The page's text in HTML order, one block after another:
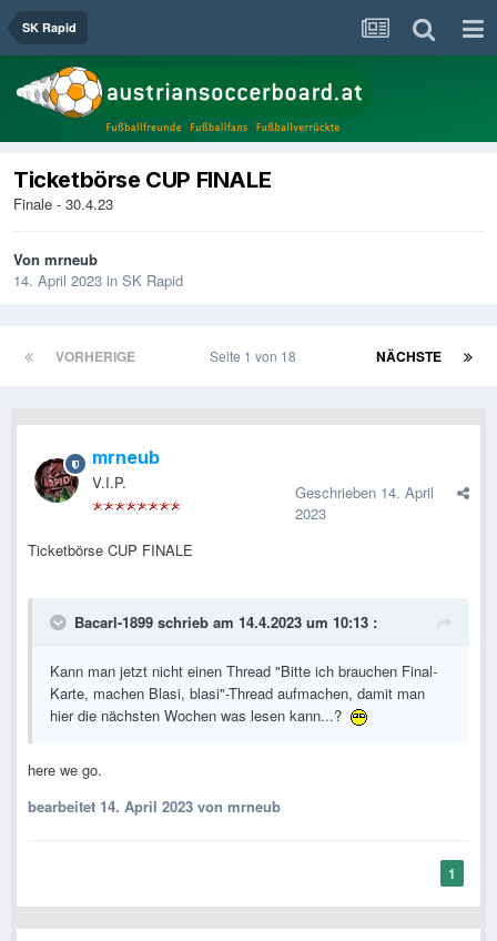
SK Rapid
Ticketbörse CUP FINALE
Finale - 30.4.23
Von mrneub
14. April 2023 in SK Rapid
VORHERIGE NÄCHSTE
Seite 1 von 18
mrneub
V.I.P. Geschrieben 14. April
2023
Ticketbörse CUP FINALE
Bacarl-1899 schrieb am 14.4.2023 um 10:13 :
Kann man jetzt nicht einen Thread "Bitte ich brauchen Final-
Karte, machen Blasi, blasi"-Thread aufmachen, damit man
hier die nächsten Wochen was lesen kann...?
here we go.
bearbeitet 14. April 2023 von mrneub
1